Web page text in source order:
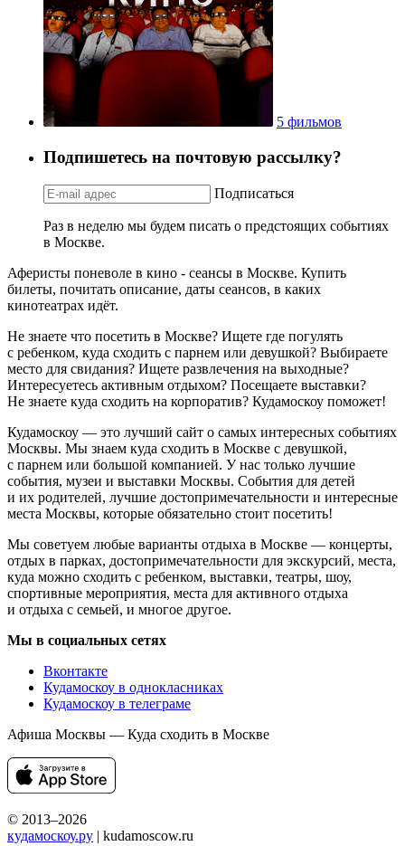
5 фильмов
Подпишетесь на почтовую рассылку?
Подписаться
Раз в неделю мы будем писать о предстоящих событиях
в Москве.
Аферисты поневоле в кино - сеансы в Москве. Купить
билеты, почитать описание, даты сеансов, в каких
кинотеатрах идёт.
Не знаете что посетить в Москве? Ищете где погулять
с ребенком, куда сходить с парнем или девушкой? Выбираете
место для свидания? Ищете развлечения на выходные?
Интересуетесь активным отдыхом? Посещаете выставки?
Не знаете куда сходить на корпоратив? Кудамоскоу поможет!
Кудамоскоу — это лучший сайт о самых интересных событиях
Москвы. Мы знаем куда сходить в Москве с девушкой,
с парнем или большой компанией. У нас только лучшие
события, музеи и выставки Москвы. События для детей
и их родителей, лучшие достопримечательности и интересные
места Москвы, которые обязательно стоит посетить!
Мы советуем любые варианты отдыха в Москве — концерты,
отдых в парках, достопримечательности для экскурсий, места,
куда можно сходить с ребенком, выставки, театры, шоу,
спортивные мероприятия, места для активного отдыха
и отдыха с семьей, и многое другое.
Мы в социальных сетях
Вконтакте
Кудамоскоу в однокласниках
Кудамоскоу в телеграме
Афиша Москвы — Куда сходить в Москве
© 2013–2026
кудамоскоу.ру | kudamoscow.ru